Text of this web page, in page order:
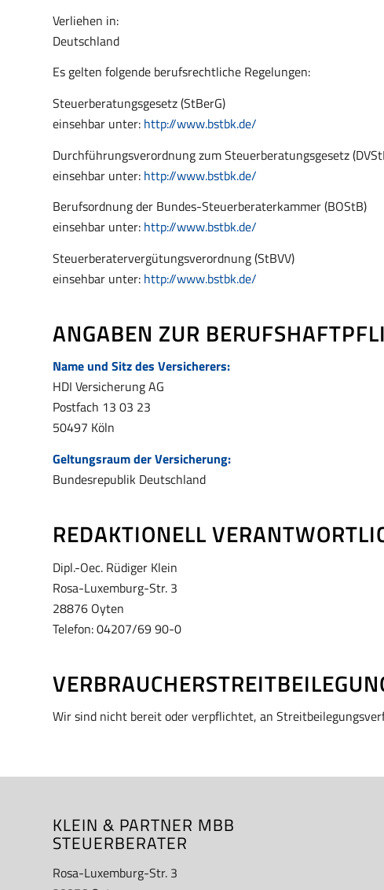
Verliehen in:
Deutschland
Es gelten folgende berufsrechtliche Regelungen:
Steuerberatungsgesetz (StBerG)
einsehbar unter: http://www.bstbk.de/
Durchführungsverordnung zum Steuerberatungsgesetz
einsehbar unter: http://www.bstbk.de/
Berufsordnung der Bundes-Steuerberaterkammer (BOStB)
einsehbar unter: http://www.bstbk.de/
Steuerberatervergütungsverordnung (StBVV)
einsehbar unter: http://www.bstbk.de/
ANGABEN ZUR
Name und Sitz des Versicherers:
HDI Versicherung AG
Postfach 13 03 23
50497 Köln
Geltungsraum der Versicherung:
Bundesrepublik Deutschland
REDAKTIONELL
Dipl.-Oec. Rüdiger Klein
Rosa-Luxemburg-Str. 3
28876 Oyten
Telefon: 04207/69 90-0
Wir sind nicht bereit oder verpflichtet, an
KLEIN & PARTNER MBB
STEUERBERATER
Rosa-Luxemburg-Str. 3